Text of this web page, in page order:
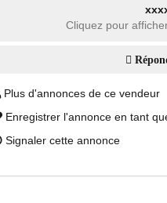
Cliquez pour
Plus d'annonces de ce vendeur
Enregistrer l'annonce en tant
Signaler cette annonce